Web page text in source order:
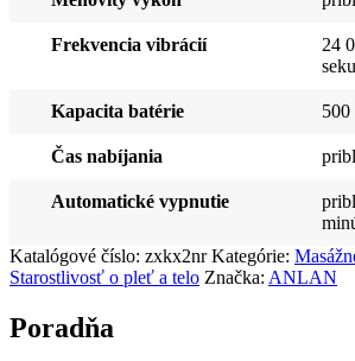
Frekvencia vibrácií
24
Kapacita batérie
Čas nabíjania
Automatické vypnutie
Katalógové číslo: zxkx2nr Kategórie:
Starostlivosť o pleť a telo Značka: ANLAN
Poradňa